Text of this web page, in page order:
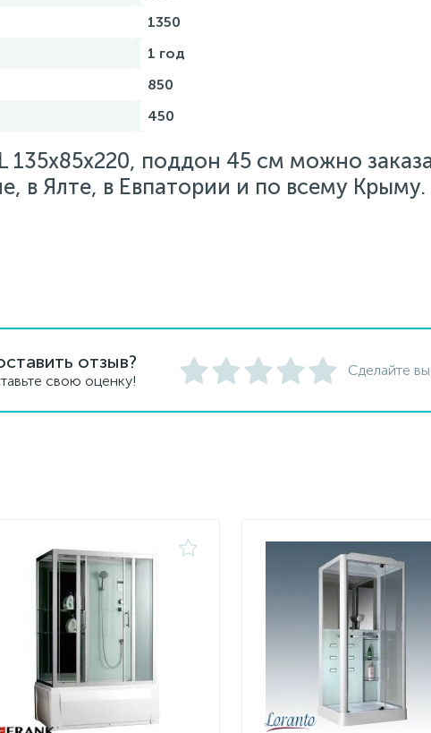
1350
1 год
850
450
135х85х220, поддон 45 см можно
в Ялте, в Евпатории и по всему Крыму.
отзыв?
свою оценку!
Сделайте